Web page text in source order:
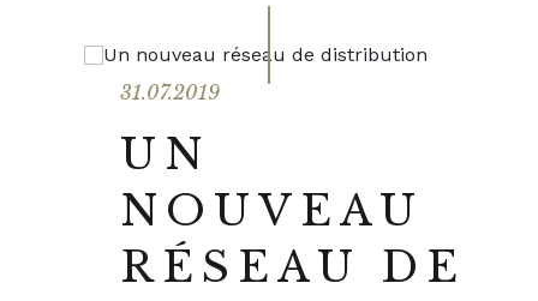
31.07.2019
UN
NOUVEAU
RÉSEAU DE